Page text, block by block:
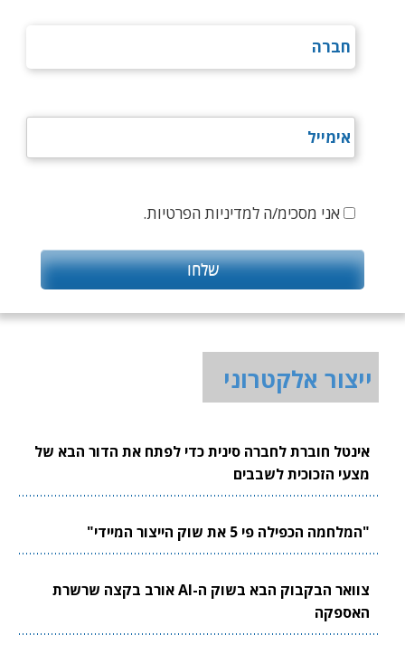
אני מסכימ/ה למדיניות הפרטיות.
ייצור אלקטרוני
אינטל חוברת לחברה סינית כדי לפתח את הדור הבא של
מצעי הזכוכית לשבבים
"המלחמה הכפילה פי 5 את שוק הייצור המיידי"
צוואר הבקבוק הבא בשוק ה-AI אורב בקצה שרשרת
האספקה